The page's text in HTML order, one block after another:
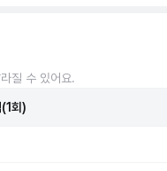
질 수 있어요.
회)